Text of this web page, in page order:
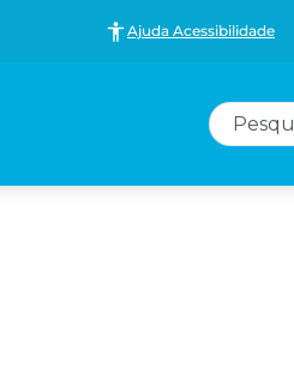
Ajuda Acessibilidade
Pesquisar